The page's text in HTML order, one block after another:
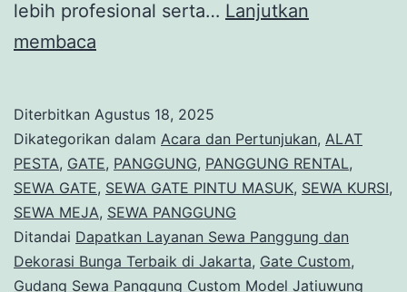
lebih profesional serta… Lanjutkan
membaca
Karpet,Gate
Custom,Meja
Kursi
Bogor
Diterbitkan Agustus 18, 2025
Dikategorikan dalam Acara dan Pertunjukan, ALAT
PESTA, GATE, PANGGUNG, PANGGUNG RENTAL,
SEWA GATE, SEWA GATE PINTU MASUK, SEWA KURSI,
SEWA MEJA, SEWA PANGGUNG
Ditandai Dapatkan Layanan Sewa Panggung dan
Dekorasi Bunga Terbaik di Jakarta, Gate Custom,
Gudang Sewa Panggung Custom Model Jatiuwung